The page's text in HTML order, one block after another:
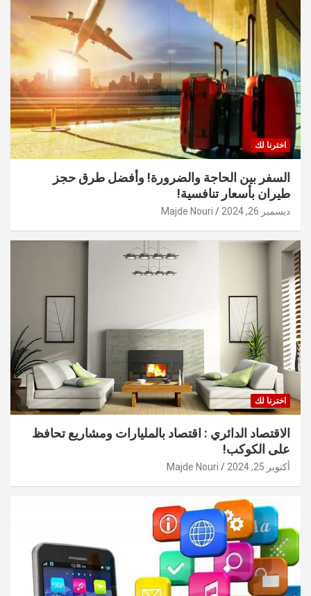
اخترنا لك
السفر بين الحاجة والضرورة! وأفضل طرق حجز
طيران بأسعار تنافسية!
ديسمبر 26, 2024 Majde Nouri
اخترنا لك
الاقتصاد الدائري : اقتصاد بالمليارات ومشاريع تحافظ
على الكوكب!
أكتوبر 25, 2024 Majde Nouri